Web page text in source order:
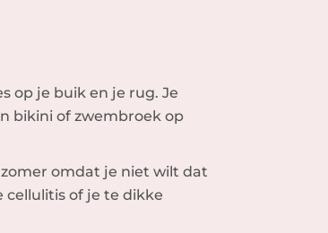
op je buik en je rug. Je
bikini of zwembroek op
omdat je niet wilt dat
cellulitis of je te dikke